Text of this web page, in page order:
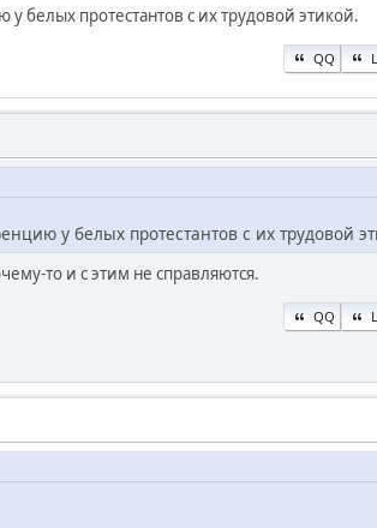
белых протестантов с их трудовой этикой.
QQ
у белых протестантов с их трудовой
то и с этим не справляются.
QQ